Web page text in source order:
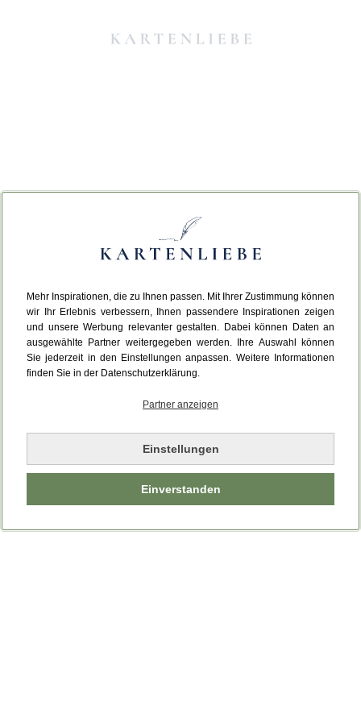
Mehr Inspirationen, die zu Ihnen passen. Mit Ihrer Zustimmung können
wir Ihr Erlebnis verbessern, Ihnen passendere Inspirationen zeigen
und unsere Werbung relevanter gestalten. Dabei können Daten an
ausgewählte Partner weitergegeben werden. Ihre Auswahl können
Sie jederzeit in den Einstellungen anpassen. Weitere Informationen
finden Sie in der Datenschutzerklärung.
Partner anzeigen
Einstellungen
Einverstanden
Da ist etwas schiefgelaufen.
Leider ist ein technischer Fehler aufgetreten.
Bitte laden Sie die Seite neu.